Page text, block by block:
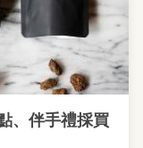
、伴手禮採買